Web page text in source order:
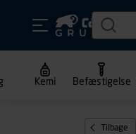
Kemi Befæstigelse
Tilbage